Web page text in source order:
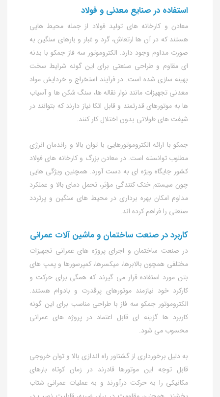
استفاده در صنایع معدنی و فولاد
معادن و کارخانه‌ های تولید فولاد از جمله محیط‌ هایی
هستند که در آن‌ ها ارتعاش، گرد و غبار و بارهای سنگین به‌
صورت مداوم وجود دارد. الکتروموتور سه فاز جمکو با بدنه‌
ای مقاوم و طراحی صنعتی برای این‌ گونه شرایط سخت
بهینه‌ سازی شده است. در فرآیند استخراج و خردایش مواد
معدنی تجهیزات مانند نوار نقاله‌ ها، سنگ‌ شکن‌ ها و آسیاب‌
ها به موتورهای قدرتمند و قابل اتکا نیاز دارند که بتوانند در
شیفت‌ های طولانی بدون اختلال کار کنند.
جمکو با ارائه الکتروموتورهایی با توان بالا و راندمان انرژی
مطلوب توانسته است. در معادن بزرگ و کارخانه‌ های فولاد
کشور جایگاه ویژه‌ ای به‌ دست آورد. همچنین ویژگی‌ هایی
چون سیستم خنک‌ کنندگی مؤثر، تحمل دمای بالا و عملکرد
مداوم امکان بهره‌ برداری در محیط‌ های سنگین و پرتردد
صنعتی را فراهم کرده‌ اند.
کاربرد در صنعت ساختمان و ماشین‌ آلات عمرانی
در صنعت ساختمان و اجرای پروژه‌ های عمرانی تجهیزات
مختلفی همچون بالابرها، میکسرها، کمپرسورها و پمپ‌ های
بتن مورد استفاده قرار می‌ گیرند که همگی برای حرکت و
کارکرد خود نیازمند موتورهای پرقدرت و بادوام هستند.
الکتروموتور جمکو سه فاز با طراحی مناسب برای این‌ گونه
کاربرد ها گزینه‌ ای قابل اعتماد در پروژه‌ های عمرانی
محسوب می‌ شود.
به دلیل برخورداری از گشتاور راه‌ اندازی بالا و توان خروجی
قابل توجه این موتورها قادرند در زمان کوتاه بارهای
مکانیکی را به حرکت درآورند و به عملیات عمرانی شتاب